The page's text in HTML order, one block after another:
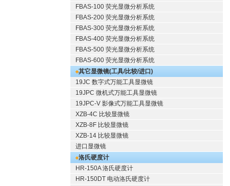
FBAS-100 荧光显微分析系统
FBAS-200 荧光显微分析系统
FBAS-300 荧光显微分析系统
FBAS-400 荧光显微分析系统
FBAS-500 荧光显微分析系统
FBAS-600 荧光显微分析系统
其它显微镜(工具/比较/进口)
19JC 数字式万能工具显微镜
19JPC 微机式万能工具显微镜
19JPC-V 影像式万能工具显微镜
XZB-4C 比较显微镜
XZB-8F 比较显微镜
XZB-14 比较显微镜
进口显微镜
洛氏硬度计
HR-150A 洛氏硬度计
HR-150DT 电动洛氏硬度计